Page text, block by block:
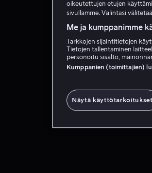
oikeutettujen etujen
sivullamme. Valintasi
Me ja kumppanimme
Tarkkojen sijaintitietojen
Tietojen tallentaminen
personoitu sisältö,
Kumppanien (toimittajien)
Näytä käyttötarkoitukset